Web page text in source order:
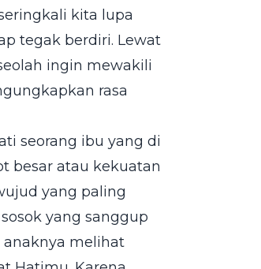
kita lupa
tegak berdiri. Lewat
ingin mewakili
rasa
seorang ibu yang di
besar atau kekuatan
yang paling
yang sanggup
melihat